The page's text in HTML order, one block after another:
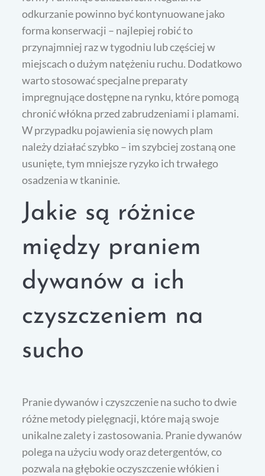
odkurzanie powinno być kontynuowane jako
forma konserwacji – najlepiej robić to
przynajmniej raz w tygodniu lub częściej w
miejscach o dużym natężeniu ruchu. Dodatkowo
warto stosować specjalne preparaty
impregnujące dostępne na rynku, które pomogą
chronić włókna przed zabrudzeniami i plamami.
W przypadku pojawienia się nowych plam
należy działać szybko – im szybciej zostaną one
usunięte, tym mniejsze ryzyko ich trwałego
osadzenia w tkaninie.
Jakie są różnice
między praniem
dywanów a ich
czyszczeniem na
sucho
Pranie dywanów i czyszczenie na sucho to dwie
różne metody pielęgnacji, które mają swoje
unikalne zalety i zastosowania. Pranie dywanów
polega na użyciu wody oraz detergentów, co
pozwala na głębokie oczyszczenie włókien i